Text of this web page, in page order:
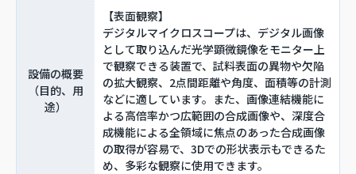
設備の概要
（目的、用
途）
【表面観察】
デジタルマイクロスコープは、デジタル画像
として取り込んだ光学顕微鏡像をモニター上
で観察できる装置で、試料表面の異物や欠陥
の拡大観察、2点間距離や角度、面積等の計測
などに適しています。また、画像連結機能に
よる高倍率かつ広範囲の合成画像や、深度合
成機能による全領域に焦点のあった合成画像
の取得が容易で、3Dでの形状表示もできるた
め、多彩な観察に使用できます。